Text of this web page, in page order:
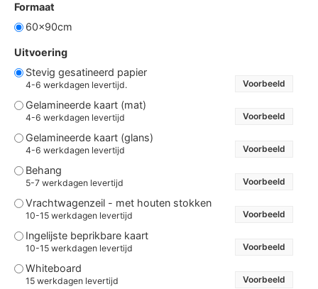
Formaat
60x90cm
Uitvoering
Stevig gesatineerd papier
4-6 werkdagen levertijd. Voorbeeld
Gelamineerde kaart (mat)
4-6 werkdagen levertijd Voorbeeld
Gelamineerde kaart (glans)
4-6 werkdagen levertijd Voorbeeld
Behang
5-7 werkdagen levertijd Voorbeeld
Vrachtwagenzeil - met houten stokken
10-15 werkdagen levertijd Voorbeeld
Ingelijste beprikbare kaart
10-15 werkdagen levertijd Voorbeeld
Whiteboard
15 werkdagen levertijd Voorbeeld